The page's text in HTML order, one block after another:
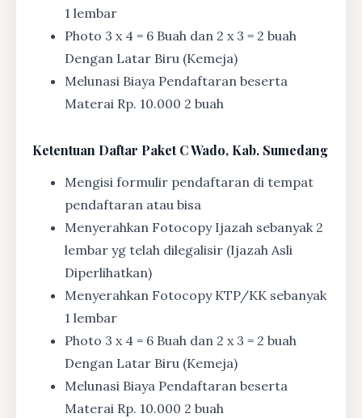
1 lembar
Photo 3 x 4 = 6 Buah dan 2 x 3 = 2 buah
Dengan Latar Biru (Kemeja)
Melunasi Biaya Pendaftaran beserta
Materai Rp. 10.000 2 buah
Ketentuan Daftar Paket C Wado, Kab. Sumedang
Mengisi formulir pendaftaran di tempat
pendaftaran atau bisa
Menyerahkan Fotocopy Ijazah sebanyak 2
lembar yg telah dilegalisir (Ijazah Asli
Diperlihatkan)
Menyerahkan Fotocopy KTP/KK sebanyak
1 lembar
Photo 3 x 4 = 6 Buah dan 2 x 3 = 2 buah
Dengan Latar Biru (Kemeja)
Melunasi Biaya Pendaftaran beserta
Materai Rp. 10.000 2 buah